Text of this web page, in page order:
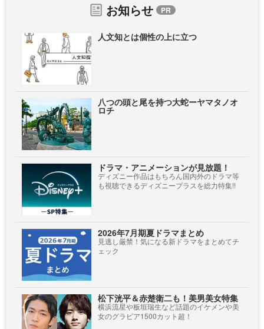
お知らせ
人文知とは個性の上に立つ
八つの頭と尾を持つ大蛇ーヤマタノオ
ロチ
ドラマ・アニメーションが見放題！
ディズニー作品はもちろん国内外のドラマ等
も視聴できるディズニープラスを総力特集!!
2026年7月期夏ドラマまとめ
見逃し厳禁！気になる新ドラマをまとめてチ
ェック
松下洸平＆赤楚衛二も！美男美女特集
横浜流星や板垣瑞生など話題のイケメンや美
女のグラビア1500カット超！